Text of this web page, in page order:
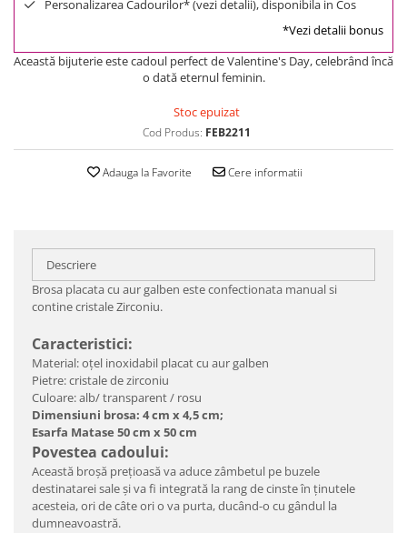
Personalizarea Cadourilor* (vezi detalii), disponibila in Cos
*Vezi detalii bonus
Această bijuterie este cadoul perfect de Valentine's Day, celebrând încă
o dată eternul feminin.
Stoc epuizat
Cod Produs: FEB2211
Adauga la Favorite Cere informatii
Descriere
Brosa placata cu aur galben este confectionata manual si
contine cristale Zirconiu.
Caracteristici:
Material: oțel inoxidabil placat cu aur galben
Pietre: cristale de zirconiu
Culoare: alb/ transparent / rosu
Dimensiuni brosa: 4 cm x 4,5 cm;
Esarfa Matase 50 cm x 50 cm
Povestea cadoului:
Această broșă prețioasă va aduce zâmbetul pe buzele
destinatarei sale și va fi integrată la rang de cinste în ținutele
acesteia, ori de câte ori o va purta, ducând-o cu gândul la
dumneavoastră.